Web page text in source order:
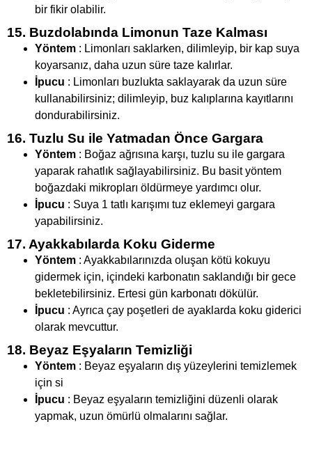
bir fikir olabilir.
15. Buzdolabında Limonun Taze Kalması
Yöntem : Limonları saklarken, dilimleyip, bir kap suya
koyarsanız, daha uzun süre taze kalırlar.
İpucu : Limonları buzlukta saklayarak da uzun süre
kullanabilirsiniz; dilimleyip, buz kalıplarına kayıtlarını
dondurabilirsiniz.
16. Tuzlu Su ile Yatmadan Önce Gargara
Yöntem : Boğaz ağrısına karşı, tuzlu su ile gargara
yaparak rahatlık sağlayabilirsiniz. Bu basit yöntem
boğazdaki mikropları öldürmeye yardımcı olur.
İpucu : Suya 1 tatlı karışımı tuz eklemeyi gargara
yapabilirsiniz.
17. Ayakkabılarda Koku Giderme
Yöntem : Ayakkabılarınızda oluşan kötü kokuyu
gidermek için, içindeki karbonatın saklandığı bir gece
bekletebilirsiniz. Ertesi gün karbonatı dökülür.
İpucu : Ayrıca çay poşetleri de ayaklarda koku giderici
olarak mevcuttur.
18. Beyaz Eşyaların Temizliği
Yöntem : Beyaz eşyaların dış yüzeylerini temizlemek
için si
İpucu : Beyaz eşyaların temizliğini düzenli olarak
yapmak, uzun ömürlü olmalarını sağlar.